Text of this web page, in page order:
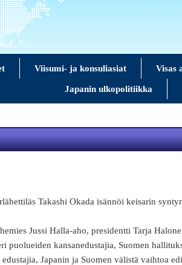
Viisumi- ja konsuliasiat Visas
Japanin ulkopolitiikka
Takashi Okada isännöi keisarin
Jussi Halla-aho, presidentti Tarja
puolueiden kansanedustajia, Suomen
Japanin ja Suomen välistä vaihtoa